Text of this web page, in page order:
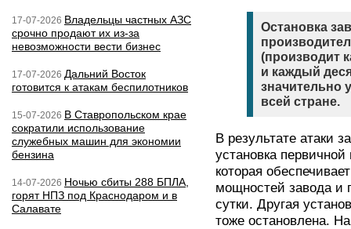
17-07-2026 Владельцы частных АЗС
срочно продают их из-за
невозможности вести бизнес
17-07-2026 Дальний Восток
готовится к атакам беспилотников
15-07-2026 В Ставропольском крае
сократили использование
служебных машин для экономии
бензина
14-07-2026 Ночью сбиты 288 БПЛА,
горят НПЗ под Краснодаром и в
Салавате
Остановка
(производит
и каждый
значительно
всей стране.
В результате атаки
установка
которая
мощностей завода и
сутки. Другая
тоже остановлена.